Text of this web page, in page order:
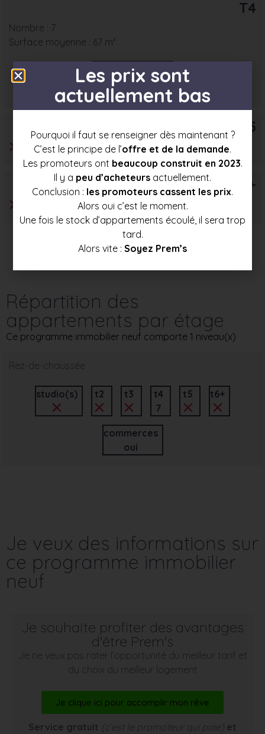
T4
Nombre : 7
Surface moyenne : 67 m²
Prix mini
333 500 €
Prix moyen
353 500 €
Prix max
373 500 €
T5
T6+
Répartition des
appartements par étage
Ce programme immobilier neuf comporte 1 niveau(x)
Rez-de-chaussée
studio(s) t2 t3
t4
7
t5 t6+
commerces
oui
Je veux des informations sur
ce programme immobilier
neuf
Je souhaite profiter des avantages
d'être Prem's
Je ne veux pas rater l’opportunité du meilleur tarif et
du choix du meilleur logement
Je clique ici pour accomplir mon rêve
Service gratuit (c’est le promoteur qui paie) et
Les prix sont
actuellement bas
Pourquoi il faut se renseigner dès maintenant ?
C’est le principe de l’offre et de la demande.
Les promoteurs ont beaucoup construit en 2023.
Il y a peu d’acheteurs actuellement.
Conclusion : les promoteurs cassent les prix.
Alors oui c’est le moment.
Une fois le stock d’appartements écoulé, il sera trop
tard.
Alors vite : Soyez Prem’s